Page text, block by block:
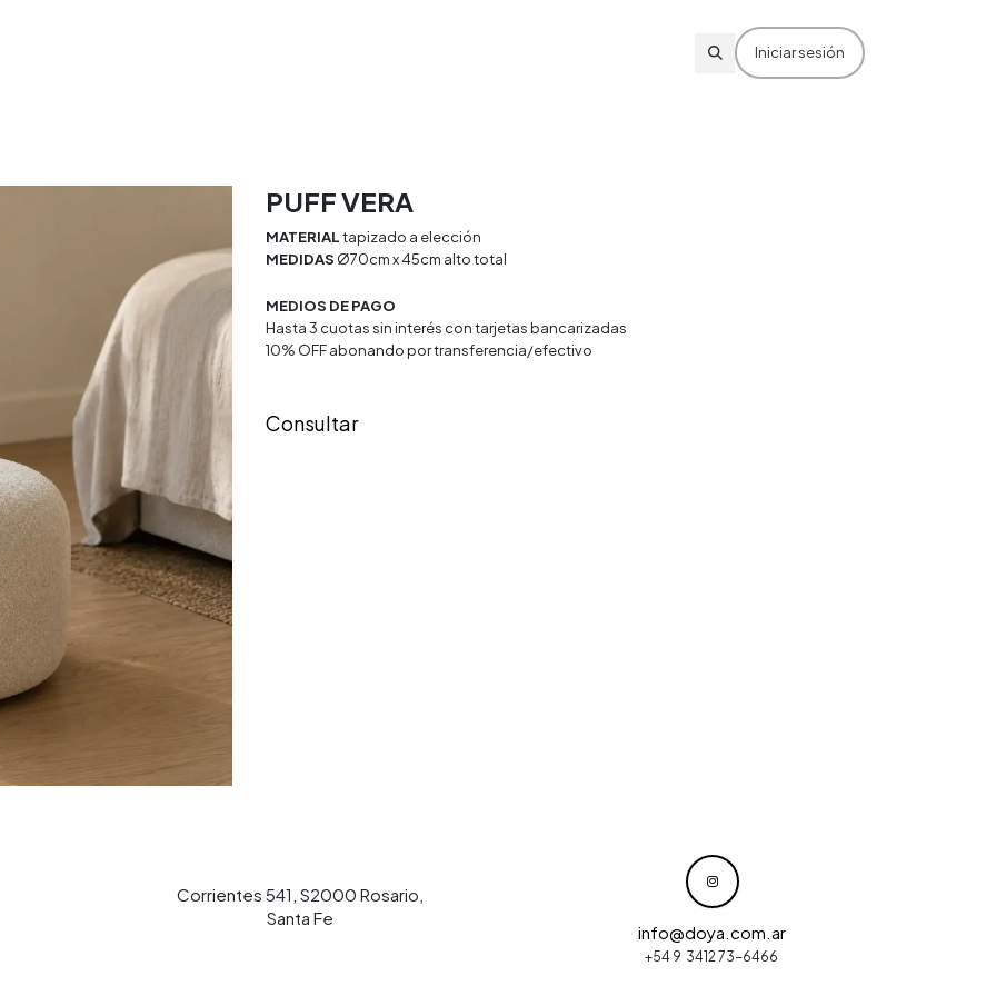
Iniciar sesión
PUFF VERA
MATERIALtapizado a elección
MEDIDAS Ø70cm x 45cm alto total
MEDIOS DE PAGO
Hasta 3 cuotas sin interés con tarjetas bancarizadas
10% OFF abonando por transferencia/efectivo
Consultar
info@doya.com.ar
Corrientes 541, S2000 Rosario,
Santa Fe
+54 9 3412 73-6466